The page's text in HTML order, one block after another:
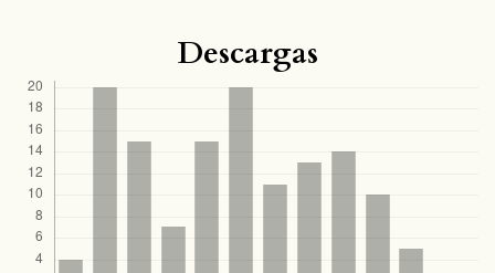
Descargas